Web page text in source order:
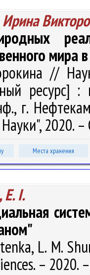
мира
//
ресурс]
г.
2020. –
Места хранения
I.
L. M.
–